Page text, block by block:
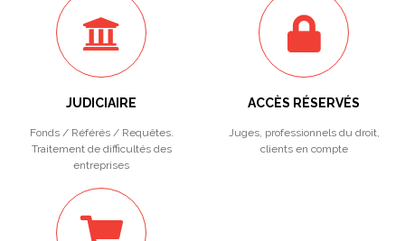
JUDICIAIRE
Fonds / Référés / Requêtes.
Traitement de difficultés des
entreprises
ACCÈS RÉSERVÉS
Juges, professionnels du droit,
clients en compte